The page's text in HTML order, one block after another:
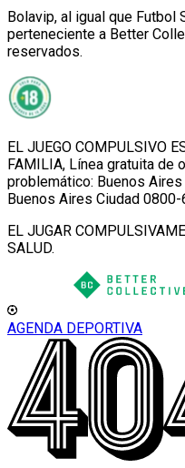
Bolavip, al igual que Futbol
perteneciente a Better
reservados.
EL JUEGO COMPULSIVO
FAMILIA, Línea gratuita de
problemático: Buenos
Buenos Aires Ciudad
EL JUGAR
SALUD.
AGENDA DEPORTIVA